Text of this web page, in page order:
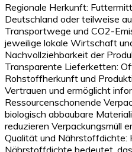
Regionale Herkunft:
Deutschland oder teilweise
Transportwege und CO2-
jeweilige lokale Wirtschaft
Nachvollziehbarkeit der
Transparente Lieferketten:
Rohstoffherkunft und
Vertrauen und ermöglicht
Ressourcenschonende
biologisch abbaubare
reduzieren Verpackungsmüll
Qualität und
Nährstoffdichte bedeutet,